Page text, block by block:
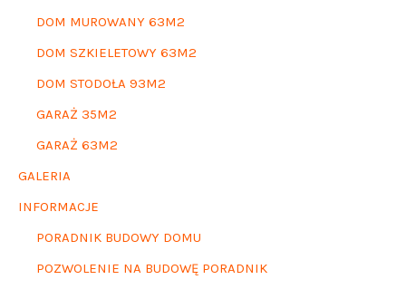
DOM MUROWANY 63M2
DOM SZKIELETOWY 63M2
DOM STODOŁA 93M2
GARAŻ 35M2
GARAŻ 63M2
GALERIA
INFORMACJE
PORADNIK BUDOWY DOMU
POZWOLENIE NA BUDOWĘ PORADNIK